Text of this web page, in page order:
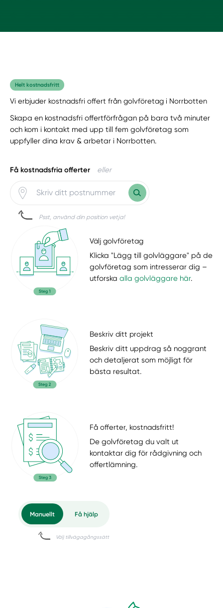
Helt kostnadsfritt
Vi erbjuder kostnadsfri offert från golvföretag i Norrbotten
Skapa en kostnadsfri offertförfrågan på bara två minuter
och kom i kontakt med upp till fem golvföretag som
uppfyller dina krav & arbetar i Norrbotten.
Få kostnadsfria offerter eller
Psst, använd din position vetja!
Välj golvföretag
Klicka "Lägg till golvläggare" på de
golvföretag som intresserar dig –
utforskaalla golvläggare här.
Beskriv ditt projekt
Beskriv ditt uppdrag så noggrant
och detaljerat som möjligt för
bästa resultat.
Få offerter, kostnadsfritt!
De golvföretag du valt ut
kontaktar dig för rådgivning och
offertlämning.